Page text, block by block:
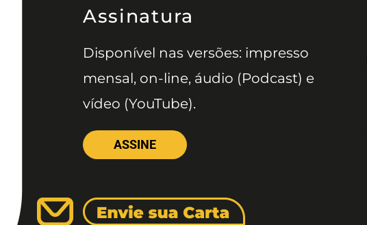
Assinatura
Disponível nas versões: impresso
mensal, on-line, áudio (Podcast) e
vídeo (YouTube).
ASSINE